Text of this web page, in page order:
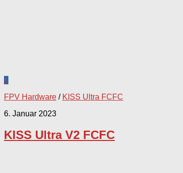
2
FPV Hardware / KISS Ultra FCFC
6. Januar 2023
KISS Ultra V2 FCFC